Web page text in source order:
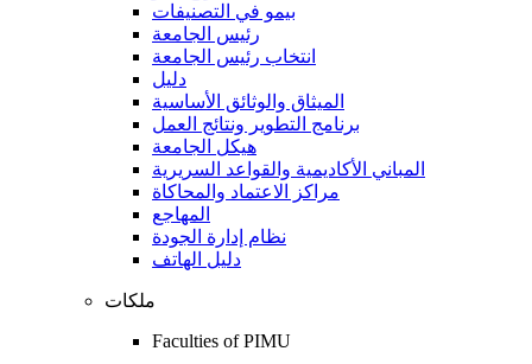
بيمو في التصنيفات
رئيس الجامعة
انتخاب رئيس الجامعة
دليل
الميثاق والوثائق الأساسية
برنامج التطوير ونتائج العمل
هيكل الجامعة
المباني الأكاديمية والقواعد السريرية
مراكز الاعتماد والمحاكاة
المهاجع
نظام إدارة الجودة
دليل الهاتف
ملكات
Faculties of PIMU